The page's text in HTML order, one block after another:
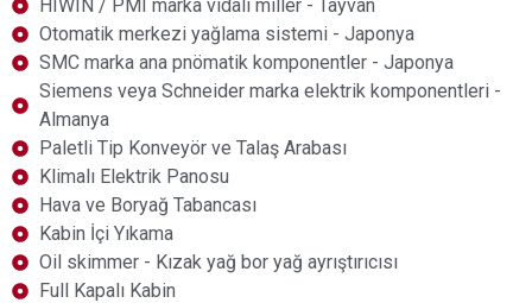
HIWIN / PMI marka vidalı miller - Tayvan
Otomatik merkezi yağlama sistemi - Japonya
SMC marka ana pnömatik komponentler - Japonya
Siemens veya Schneider marka elektrik komponentleri -
Almanya
Paletli Tip Konveyör ve Talaş Arabası
Klimalı Elektrik Panosu
Hava ve Boryağ Tabancası
Kabin İçi Yıkama
Oil skimmer - Kızak yağ bor yağ ayrıştırıcısı
Full Kapalı Kabin